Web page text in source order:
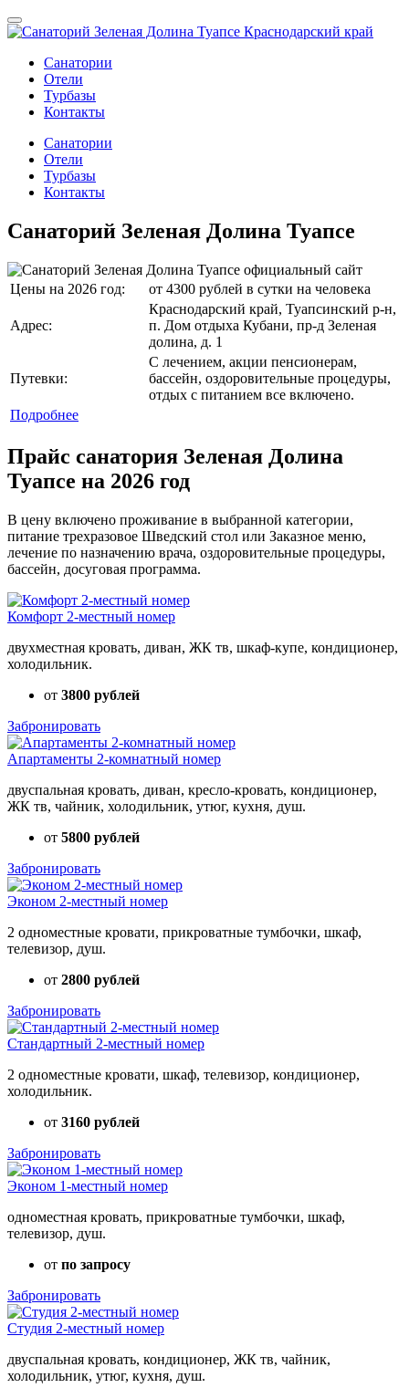
Санатории
Отели
Турбазы
Контакты
Санатории
Отели
Турбазы
Контакты
Санаторий Зеленая Долина Туапсе
Цены на 2026 год: от 4300 рублей в сутки на человека
Адрес:
Краснодарский край, Туапсинский р-н,
п. Дом отдыха Кубани, пр-д Зеленая
долина, д. 1
Путевки:
С лечением, акции пенсионерам,
бассейн, оздоровительные процедуры,
отдых с питанием все включено.
Подробнее
Прайс санатория Зеленая Долина
Туапсе на 2026 год
В цену включено проживание в выбранной категории,
питание трехразовое Шведский стол или Заказное меню,
лечение по назначению врача, оздоровительные процедуры,
бассейн, досуговая программа.
Комфорт 2-местный номер
двухместная кровать, диван, ЖК тв, шкаф-купе, кондиционер,
холодильник.
от 3800 рублей
Забронировать
Апартаменты 2-комнатный номер
двуспальная кровать, диван, кресло-кровать, кондиционер,
ЖК тв, чайник, холодильник, утюг, кухня, душ.
от 5800 рублей
Забронировать
Эконом 2-местный номер
2 одноместные кровати, прикроватные тумбочки, шкаф,
телевизор, душ.
от 2800 рублей
Забронировать
Стандартный 2-местный номер
2 одноместные кровати, шкаф, телевизор, кондиционер,
холодильник.
от 3160 рублей
Забронировать
Эконом 1-местный номер
одноместная кровать, прикроватные тумбочки, шкаф,
телевизор, душ.
от по запросу
Забронировать
Студия 2-местный номер
двуспальная кровать, кондиционер, ЖК тв, чайник,
холодильник, утюг, кухня, душ.